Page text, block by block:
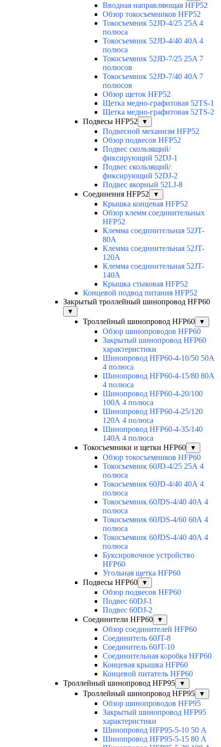
Вводная направляющая HFP52
Обзор токосъемников HFP52
Токосъемник 52JD-4/25 25A 4
полюса
Токосъемник 52JD-4/40 40A 4
полюса
Токосъемник 52JD-7/25 25A 7
полюсов
Токосъемник 52JD-7/40 40A 7
полюсов
Обзор щеток HFP52
Щетка медно-графитовая 52TS-1
Щетка медно-графитовая 52TS-2
Подвесы HFP52
▼
Подвесной механизм HFP52
Обзор подвесов HFP52
Подвес скользящий/
фиксирующий 52DJ-1
Подвес скользящий/
фиксирующий 52DJ-2
Подвес якорный 52LJ-8
Соединения HFP52
▼
Крышка концевая HFP52
Обзор клемм соединительных
HFP52
Клемма соединительная 52JT-
80A
Клемма соединительная 52JT-
120A
Клемма соединительная 52JT-
140A
Крышка стыковая HFP52
Концевой подвод питания HFP52
Закрытый троллейный шинопровод HFP60
▼
Троллейный шинопровод HFP60 ▼
Обзор шинопроводов HFP60
Закрытый шинопровод HFP60
характеристики
Шинопровод HFP60-4-10/50 50А
4 полюса
Шинопровод HFP60-4-15/80 80А
4 полюса
Шинопровод HFP60-4-20/100
100А 4 полюса
Шинопровод HFP60-4-25/120
120А 4 полюса
Шинопровод HFP60-4-35/140
140А 4 полюса
Токосъемники и щетки HFP60
▼
Обзор токосъемников HFP60
Токосъемник 60JD-4/25 25А 4
полюса
Токосъемник 60JD-4/40 40А 4
полюса
Токосъемник 60JDS-4/40 40А 4
полюса
Токосъемник 60JDS-4/60 60А 4
полюса
Токосъемник 60JDS-4/40 40А 4
полюса
Буксировочное устройство
HFP60
Угольная щетка HFP60
Подвесы HFP60
▼
Обзор подвесов HFP60
Подвес 60DJ-1
Подвес 60DJ-2
Соединители HFP60
▼
Обзор соединителей HFP60
Соединитель 60JT-8
Соединитель 60JT-10
Соединительная коробка HFP60
Концевая крышка HFP60
Концевой питатель HFP60
Троллейный шинопровод HFP95
▼
Троллейный шинопровод HFP95 ▼
Обзор шинопроводов HFP95
Закрытый шинопровод HFP95
характеристики
Шинопровод HFP95-5-10 50 А
Шинопровод HFP95-5-15 80 А